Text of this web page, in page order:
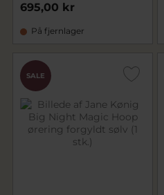
695,00 kr
På fjernlager
SALE